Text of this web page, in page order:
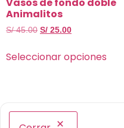
Vasos de fondo doble
Animalitos
S/45.00 S/ 25.00
Seleccionar opciones